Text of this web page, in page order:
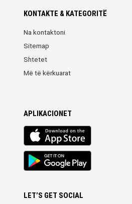
KONTAKTE & KATEGORITË
Na kontaktoni
Sitemap
Shtetet
Më të kërkuarat
APLIKACIONET
iOS
app
Android
App
LET’S GET SOCIAL